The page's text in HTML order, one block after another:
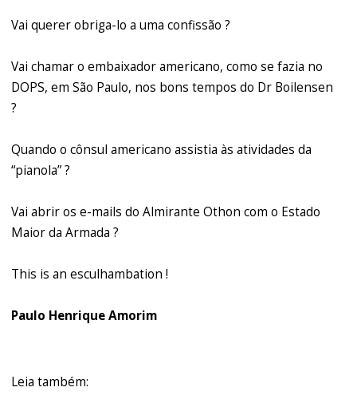
Vai querer obriga-lo a uma confissão ?
Vai chamar o embaixador americano, como se fazia no
DOPS, em São Paulo, nos bons tempos do Dr Boilensen
?
Quando o cônsul americano assistia às atividades da
“pianola” ?
Vai abrir os e-mails do Almirante Othon com o Estado
Maior da Armada ?
This is an esculhambation !
Paulo Henrique Amorim
Leia também: